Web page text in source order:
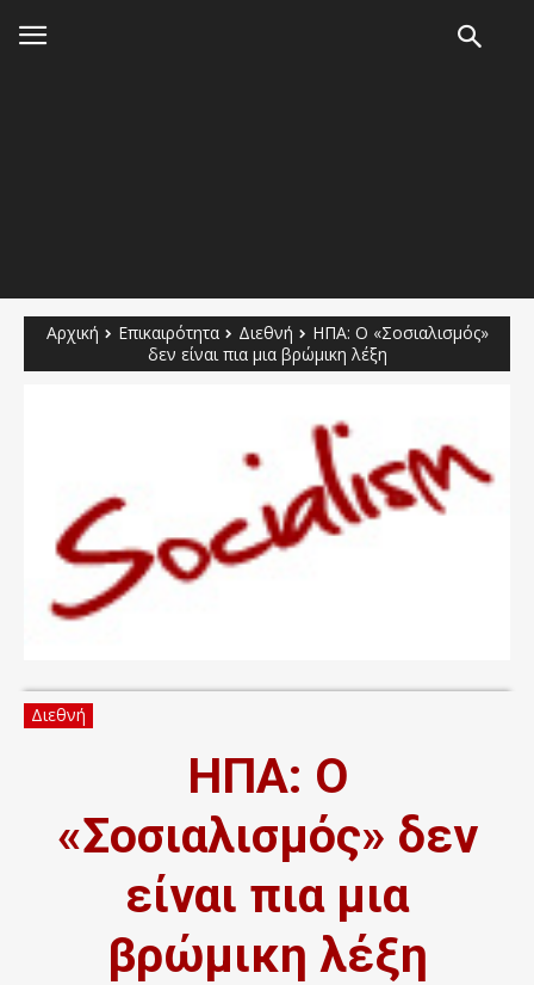
Αρχική Επικαιρότητα Διεθνή
ΗΠΑ: Ο «Σοσιαλισμός»
δεν είναι πια μια βρώμικη λέξη
Διεθνή
ΗΠΑ: Ο
«Σοσιαλισμός» δεν
είναι πια μια
βρώμικη λέξη